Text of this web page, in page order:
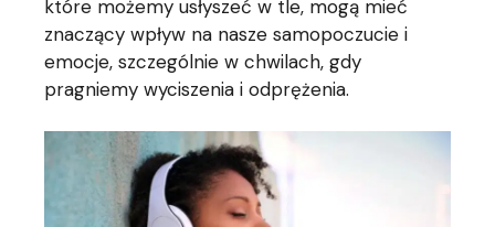
które możemy usłyszeć w tle, mogą mieć
znaczący wpływ na nasze samopoczucie i
emocje, szczególnie w chwilach, gdy
pragniemy wyciszenia i odprężenia.